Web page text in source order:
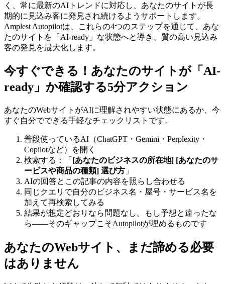
く、常に最新のAIトレンドに対応し、あなたのサイトが長
期的に見込み客に発見され続けるようサポートします。
Amplest Autopilotは、これらの4つのステップを通じて、あな
たのサイトを「AI-ready」な状態へと導き、質の高い見込み
客の発見を最大化します。
今すぐできる！あなたのサイトが「AI-
ready」か確認する5分アクション
あなたのWebサイトがAIに理解されやすい状態にあるか、今
すぐ自分でできる手軽なチェックリストです。
普段使っているAI（ChatGPT・Gemini・Perplexity・
Copilotなど）を開く
検索する：「 [あなたのビジネスの所在地] [あなたのサ
ービスや商品の種類] 選び方 」
AIの回答とこの記事の内容を照らし合わせる
同じクエリで自分のビジネス名・屋号・サービス名を
加えて再検索してみる
結果が想定どおりなら問題なし。もし予想と違ったな
ら——そのギャップこそAutopilotが埋めるものです
あなたのWebサイト、まだ諦める必要
はありません